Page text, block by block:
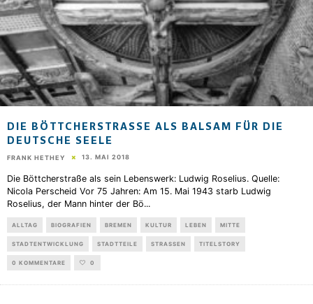
DIE BÖTTCHERSTRASSE ALS BALSAM FÜR DIE D
EUTSCHE SEELE
FRANK HETHEY 13. MAI 2018
Die Böttcherstraße als sein Lebenswerk: Ludwig Roselius. Quelle:
Nicola Perscheid Vor 75 Jahren: Am 15. Mai 1943 starb Ludwig
Roselius, der Mann hinter der Bö...
ALLTAG BIOGRAFIEN BREMEN KULTUR LEBEN MITTE
STADTENTWICKLUNG STADTTEILE STRASSEN TITELSTORY
0 KOMMENTARE 0